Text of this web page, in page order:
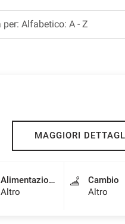
MAGGIORI
Alimentazione
Altro
Cambio
Altro